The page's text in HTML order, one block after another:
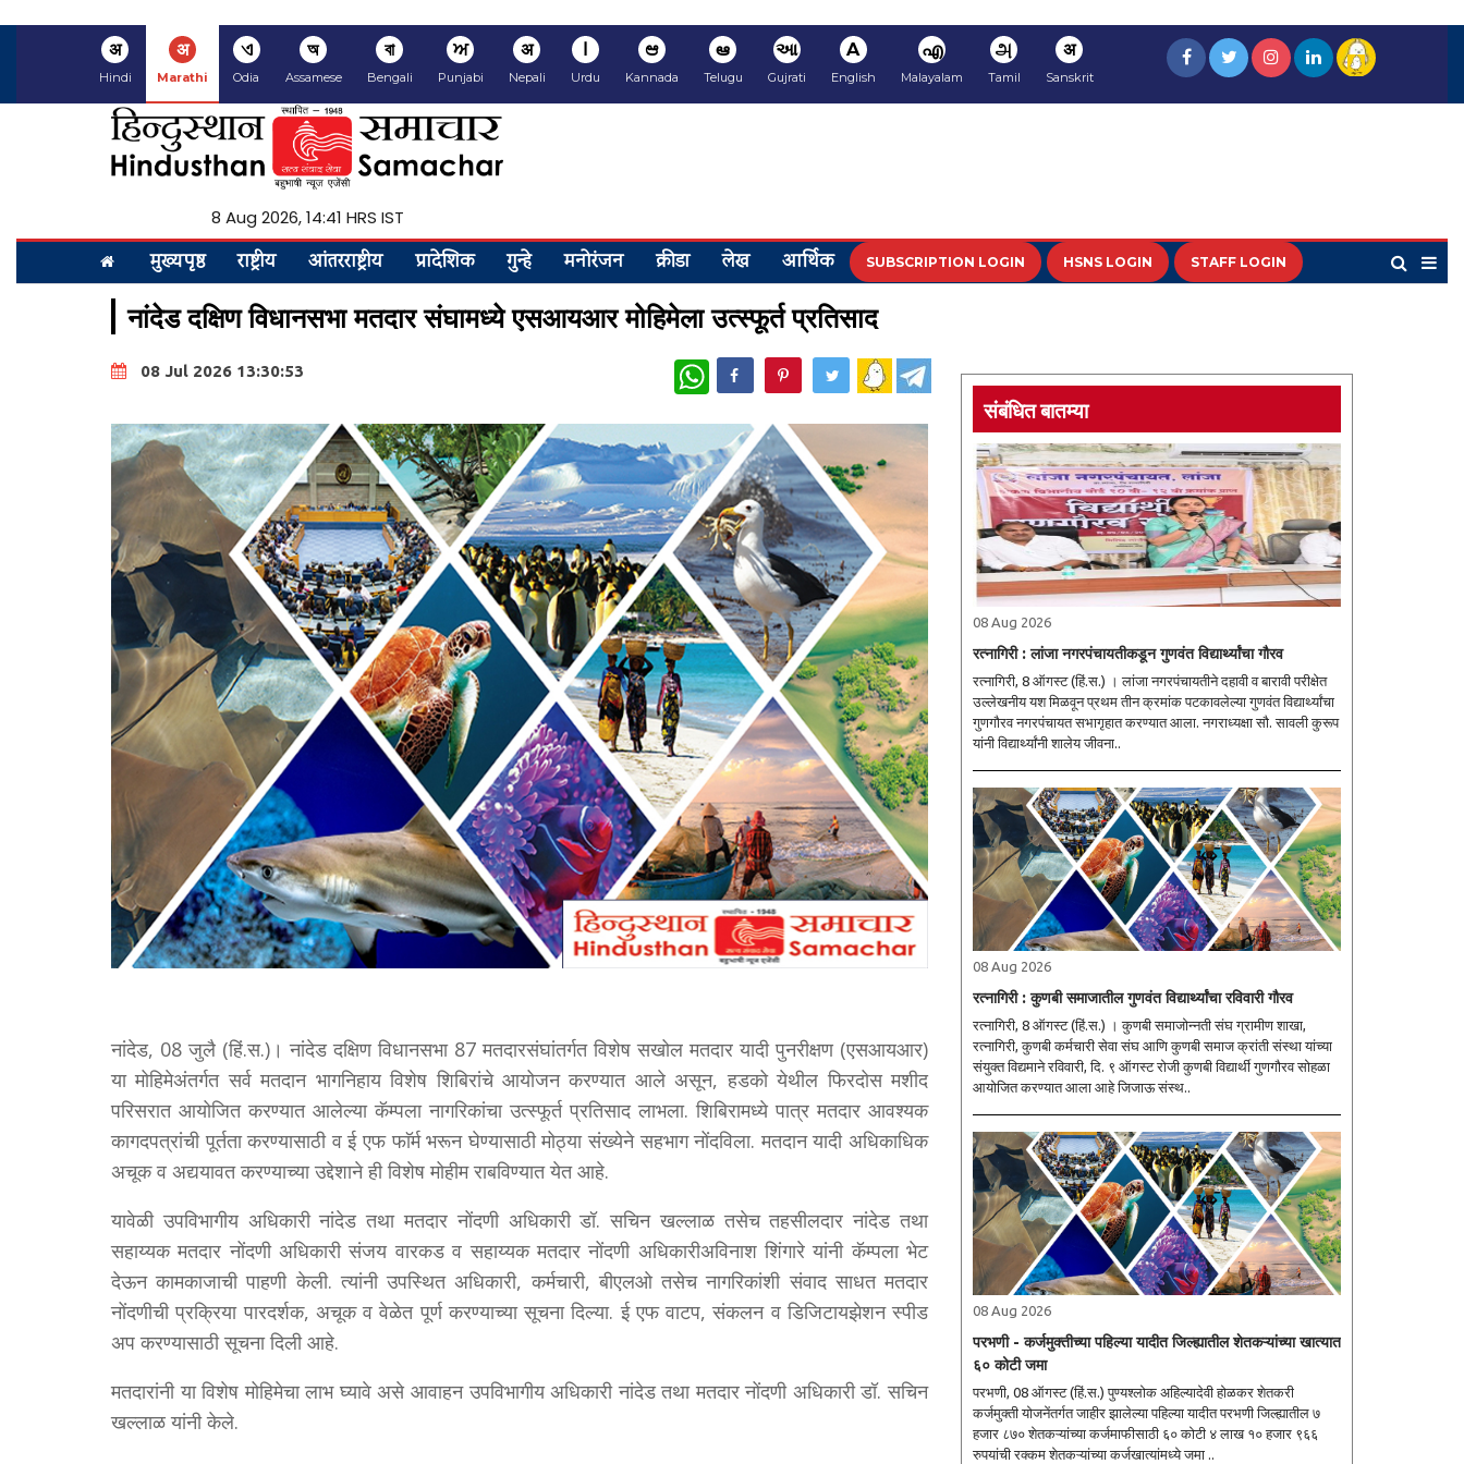
अ
Hindi
अ
Marathi
ଏ
Odia
অ
Assamese
বা
Bengali
ਅ
Punjabi
अ
Nepali
ا
Urdu
ಆ
Kannada
ఆ
Telugu
આ
Gujrati
A
English
എ
Malayalam
அ
Tamil
अ
Sanskrit
8 Aug 2026, 14:41 HRS IST
मुख्यपृष्ठ राष्ट्रीय आंतरराष्ट्रीय प्रादेशिक गुन्हे मनोरंजन क्रीडा लेख आर्थिक SUBSCRIPTION LOGIN HSNS LOGIN STAFF LOGIN
नांदेड दक्षिण विधानसभा मतदार संघामध्ये एसआयआर मोहिमेला उत्स्फूर्त प्रतिसाद
08 Jul 2026 13:30:53 WhatsApp
नांदेड, 08 जुलै (हिं.स.)। नांदेड दक्षिण विधानसभा 87 मतदारसंघांतर्गत विशेष सखोल मतदार यादी पुनरीक्षण (एसआयआर)
या मोहिमेअंतर्गत सर्व मतदान भागनिहाय विशेष शिबिरांचे आयोजन करण्यात आले असून, हडको येथील फिरदोस मशीद
परिसरात आयोजित करण्यात आलेल्या कॅम्पला नागरिकांचा उत्स्फूर्त प्रतिसाद लाभला. शिबिरामध्ये पात्र मतदार आवश्यक
कागदपत्रांची पूर्तता करण्यासाठी व ई एफ फाॅर्म भरून घेण्यासाठी मोठ्या संख्येने सहभाग नोंदविला. मतदान यादी अधिकाधिक
अचूक व अद्ययावत करण्याच्या उद्देशाने ही विशेष मोहीम राबविण्यात येत आहे.
यावेळी उपविभागीय अधिकारी नांदेड तथा मतदार नोंदणी अधिकारी डॉ. सचिन खल्लाळ तसेच तहसीलदार नांदेड तथा
सहाय्यक मतदार नोंदणी अधिकारी संजय वारकड व सहाय्यक मतदार नोंदणी अधिकारीअविनाश शिंगारे यांनी कॅम्पला भेट
देऊन कामकाजाची पाहणी केली. त्यांनी उपस्थित अधिकारी, कर्मचारी, बीएलओ तसेच नागरिकांशी संवाद साधत मतदार
नोंदणीची प्रक्रिया पारदर्शक, अचूक व वेळेत पूर्ण करण्याच्या सूचना दिल्या. ई एफ वाटप, संकलन व डिजिटायझेशन स्पीड
अप करण्यासाठी सूचना दिली आहे.
मतदारांनी या विशेष मोहिमेचा लाभ घ्यावे असे आवाहन उपविभागीय अधिकारी नांदेड तथा मतदार नोंदणी अधिकारी डॉ. सचिन
खल्लाळ यांनी केले.
संबंधित बातम्या
08 Aug 2026
रत्नागिरी : लांजा नगरपंचायतीकडून गुणवंत विद्यार्थ्यांचा गौरव
रत्नागिरी, 8 ऑगस्ट (हिं.स.) । लांजा नगरपंचायतीने दहावी व बारावी परीक्षेत
उल्लेखनीय यश मिळवून प्रथम तीन क्रमांक पटकावलेल्या गुणवंत विद्यार्थ्यांचा
गुणगौरव नगरपंचायत सभागृहात करण्यात आला. नगराध्यक्षा सौ. सावली कुरूप
यांनी विद्यार्थ्यांनी शालेय जीवना..
08 Aug 2026
रत्नागिरी : कुणबी समाजातील गुणवंत विद्यार्थ्यांचा रविवारी गौरव
रत्नागिरी, 8 ऑगस्ट (हिं.स.) । कुणबी समाजोन्नती संघ ग्रामीण शाखा,
रत्नागिरी, कुणबी कर्मचारी सेवा संघ आणि कुणबी समाज क्रांती संस्था यांच्या
संयुक्त विद्यमाने रविवारी, दि. ९ ऑगस्ट रोजी कुणबी विद्यार्थी गुणगौरव सोहळा
आयोजित करण्यात आला आहे जिजाऊ संस्थ..
08 Aug 2026
परभणी - कर्जमुक्तीच्या पहिल्या यादीत जिल्ह्यातील शेतकऱ्यांच्या खात्यात
६० कोटी जमा
परभणी, 08 ऑगस्ट (हिं.स.) पुण्यश्लोक अहिल्यादेवी होळकर शेतकरी
कर्जमुक्ती योजनेंतर्गत जाहीर झालेल्या पहिल्या यादीत परभणी जिल्ह्यातील ७
हजार ८७० शेतकऱ्यांच्या कर्जमाफीसाठी ६० कोटी ४ लाख १० हजार ९६६
रुपयांची रक्कम शेतकऱ्यांच्या कर्जखात्यांमध्ये जमा ..